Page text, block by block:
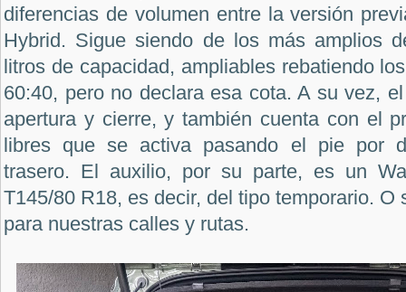
diferencias de volumen entre la versión
Hybrid. Sigue siendo de los más amplios
litros de capacidad, ampliables rebatiendo
60:40, pero no declara esa cota. A su vez,
apertura y cierre, y también cuenta con el
libres que se activa pasando el pie por
trasero. El auxilio, por su parte, es un
T145/80 R18, es decir, del tipo temporario. O
para nuestras calles y rutas.